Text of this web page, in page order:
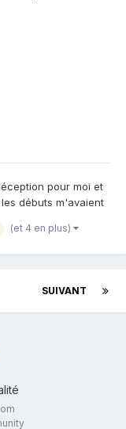
pour moi et
débuts m'avaient
Couceiro sur
(et 4 en plus)
SUIVANT